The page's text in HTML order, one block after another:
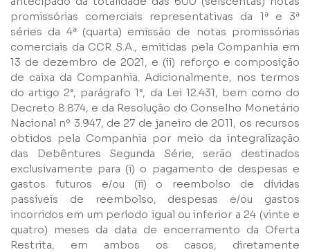
promissórias comerciais representativas da 1ª e 3ª
séries da 4ª (quarta) emissão de notas promissórias
comerciais da CCR S.A., emitidas pela Companhia em
13 de dezembro de 2021, e (ii) reforço e composição
de caixa da Companhia. Adicionalmente, nos termos
do artigo 2°, parágrafo 1°, da Lei 12.431, bem como do
Decreto 8.874, e da Resolução do Conselho Monetário
Nacional nº 3.947, de 27 de janeiro de 2011, os recursos
obtidos pela Companhia por meio da integralização
das Debêntures Segunda Série, serão destinados
exclusivamente para (i) o pagamento de despesas e
gastos futuros e/ou (ii) o reembolso de dívidas
passíveis de reembolso, despesas e/ou gastos
incorridos em um período igual ou inferior a 24 (vinte e
quatro) meses da data de encerramento da Oferta
Restrita, em ambos os casos, diretamente